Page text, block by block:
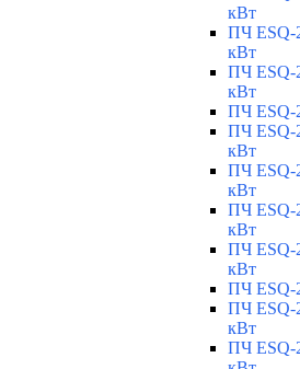
кВт
ПЧ ESQ-
кВт
ПЧ ESQ-
кВт
ПЧ ESQ-
ПЧ ESQ-
кВт
ПЧ ESQ-
кВт
ПЧ ESQ-
кВт
ПЧ ESQ-
кВт
ПЧ ESQ-
ПЧ ESQ-
кВт
ПЧ ESQ-